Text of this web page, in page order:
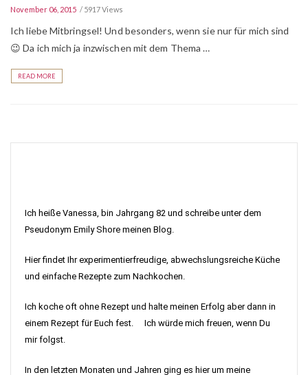
November 06, 2015 5917 Views
Ich liebe Mitbringsel! Und besonders, wenn sie nur für mich sind
😉 Da ich mich ja inzwischen mit dem Thema …
READ MORE
Ich heiße Vanessa, bin Jahrgang 82 und schreibe unter dem
Pseudonym Emily Shore meinen Blog.
Hier findet Ihr experimentierfreudige, abwechslungsreiche Küche
und einfache Rezepte zum Nachkochen.
Ich koche oft ohne Rezept und halte meinen Erfolg aber dann in
einem Rezept für Euch fest. Ich würde mich freuen, wenn Du
mir folgst.
In den letzten Monaten und Jahren ging es hier um meine